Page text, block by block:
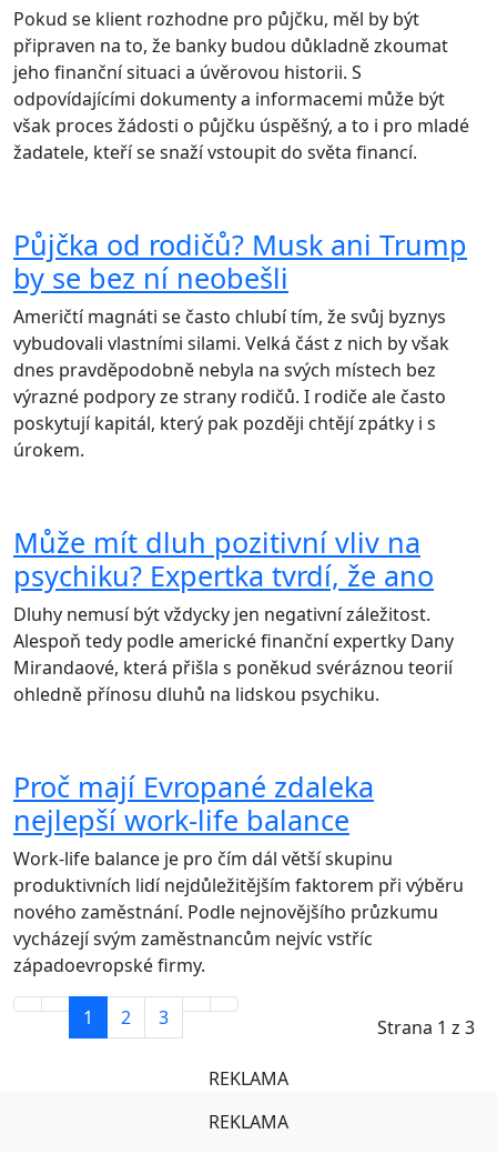
Pokud se klient rozhodne pro půjčku, měl by být
připraven na to, že banky budou důkladně zkoumat
jeho finanční situaci a úvěrovou historii. S
odpovídajícími dokumenty a informacemi může být
však proces žádosti o půjčku úspěšný, a to i pro mladé
žadatele, kteří se snaží vstoupit do světa financí.
Půjčka od rodičů? Musk ani Trump
by se bez ní neobešli
Američtí magnáti se často chlubí tím, že svůj byznys
vybudovali vlastními silami. Velká část z nich by však
dnes pravděpodobně nebyla na svých místech bez
výrazné podpory ze strany rodičů. I rodiče ale často
poskytují kapitál, který pak později chtějí zpátky i s
úrokem.
Může mít dluh pozitivní vliv na
psychiku? Expertka tvrdí, že ano
Dluhy nemusí být vždycky jen negativní záležitost.
Alespoň tedy podle americké finanční expertky Dany
Mirandaové, která přišla s poněkud svéráznou teorií
ohledně přínosu dluhů na lidskou psychiku.
Proč mají Evropané zdaleka
nejlepší work-life balance
Work-life balance je pro čím dál větší skupinu
produktivních lidí nejdůležitějším faktorem při výběru
nového zaměstnání. Podle nejnovějšího průzkumu
vycházejí svým zaměstnancům nejvíc vstříc
západoevropské firmy.
Strana 1 z 3
1 2 3
REKLAMA
REKLAMA